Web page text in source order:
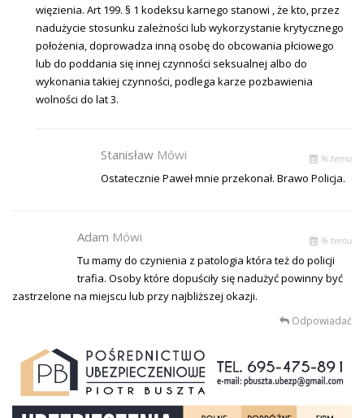
więzienia. Art 199. § 1 kodeksu karnego stanowi , że kto, przez
nadużycie stosunku zależności lub wykorzystanie krytycznego
położenia, doprowadza inną osobę do obcowania płciowego
lub do poddania się innej czynności seksualnej albo do
wykonania takiej czynności, podlega karze pozbawienia
wolności do lat 3.
Stanisław Mówi % temu
Ostatecznie Paweł mnie przekonał. Brawo Policja.
Adam Mówi % temu
Tu mamy do czynienia z patologia która też do policji
trafia. Osoby które dopuściły się nadużyć powinny być
zastrzelone na miejscu lub przy najbliższej okazji.
Odpowiadać